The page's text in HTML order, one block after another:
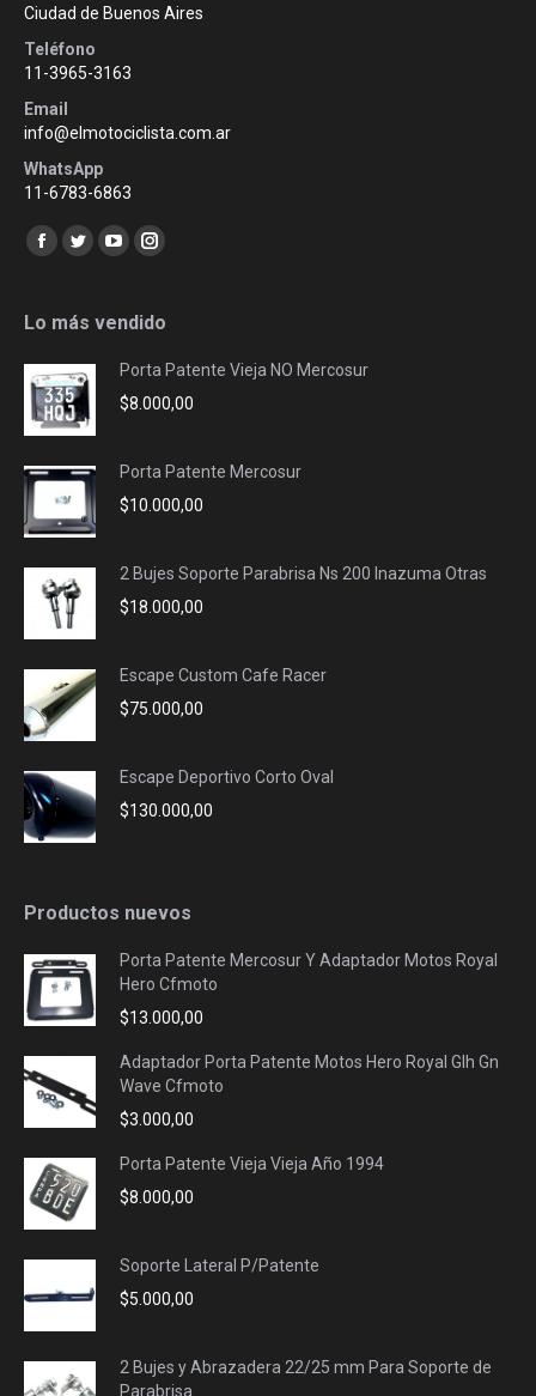
Ciudad de Buenos Aires
Teléfono
11-3965-3163
Email
info@elmotociclista.com.ar
WhatsApp
11-6783-6863
Encuéntranos en:
Facebook
opens
new
window
Twitter
opens
new
window
YouTube
opens
new
window
Instagram
opens
new
window
Lo más vendido
Porta Patente Vieja NO Mercosur
$8.000,00
Porta Patente Mercosur
$10.000,00
2 Bujes Soporte Parabrisa Ns 200 Inazuma Otras
$18.000,00
Escape Custom Cafe Racer
$75.000,00
Escape Deportivo Corto Oval
$130.000,00
Productos nuevos
Porta Patente Mercosur Y Adaptador Motos Royal
Hero Cfmoto
$13.000,00
Adaptador Porta Patente Motos Hero Royal Glh Gn
Wave Cfmoto
$3.000,00
Porta Patente Vieja Vieja Año 1994
$8.000,00
Soporte Lateral P/Patente
$5.000,00
2 Bujes y Abrazadera 22/25 mm Para Soporte de
Parabrisa